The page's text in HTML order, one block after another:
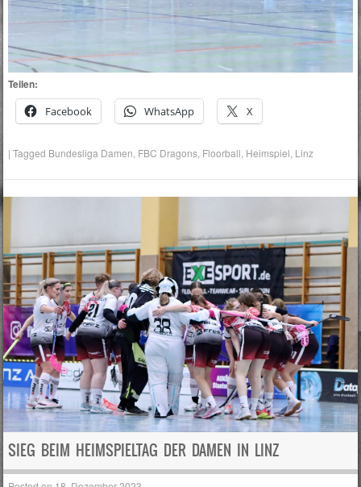
Teilen:
Facebook
WhatsApp X
|Tagged Bundesliga Damen FBC Dragons Floorball Heimspiel Linz
SIEG BEIM HEIMSPIELTAG DER DAMEN IN LINZ